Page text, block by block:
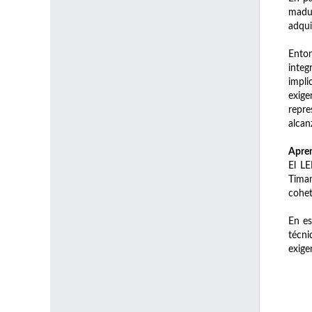
El
En